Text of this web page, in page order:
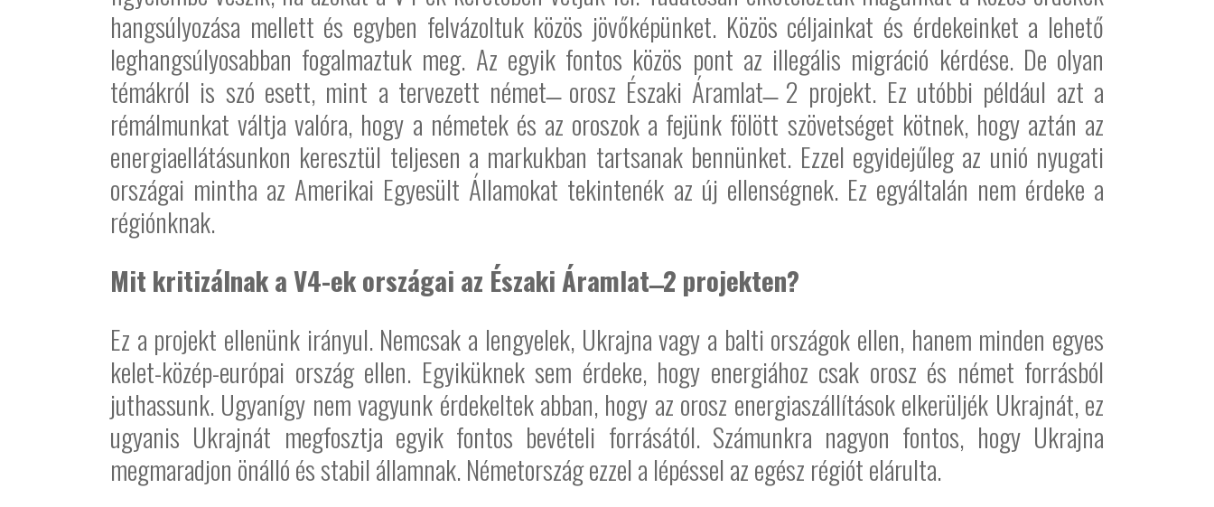
hangsúlyozása mellett és egyben felvázoltuk közös jövőképünket. Közös céljainkat és érdekeinket a lehető
leghangsúlyosabban fogalmaztuk meg. Az egyik fontos közös pont az illegális migráció kérdése. De olyan
témákról is szó esett, mint a tervezett német ̶ orosz Északi Áramlat ̶ 2 projekt. Ez utóbbi például azt a
rémálmunkat váltja valóra, hogy a németek és az oroszok a fejünk fölött szövetséget kötnek, hogy aztán az
energiaellátásunkon keresztül teljesen a markukban tartsanak bennünket. Ezzel egyidejűleg az unió nyugati
országai mintha az Amerikai Egyesült Államokat tekintenék az új ellenségnek. Ez egyáltalán nem érdeke a
régiónknak.
Mit kritizálnak a V4-ek országai az Északi Áramlat2 projekten?
Ez a projekt ellenünk irányul. Nemcsak a lengyelek, Ukrajna vagy a balti országok ellen, hanem minden egyes
kelet-közép-európai ország ellen. Egyiküknek sem érdeke, hogy energiához csak orosz és német forrásból
juthassunk. Ugyanígy nem vagyunk érdekeltek abban, hogy az orosz energiaszállítások elkerüljék Ukrajnát, ez
ugyanis Ukrajnát megfosztja egyik fontos bevételi forrásától. Számunkra nagyon fontos, hogy Ukrajna
megmaradjon önálló és stabil államnak. Németország ezzel a lépéssel az egész régiót elárulta.